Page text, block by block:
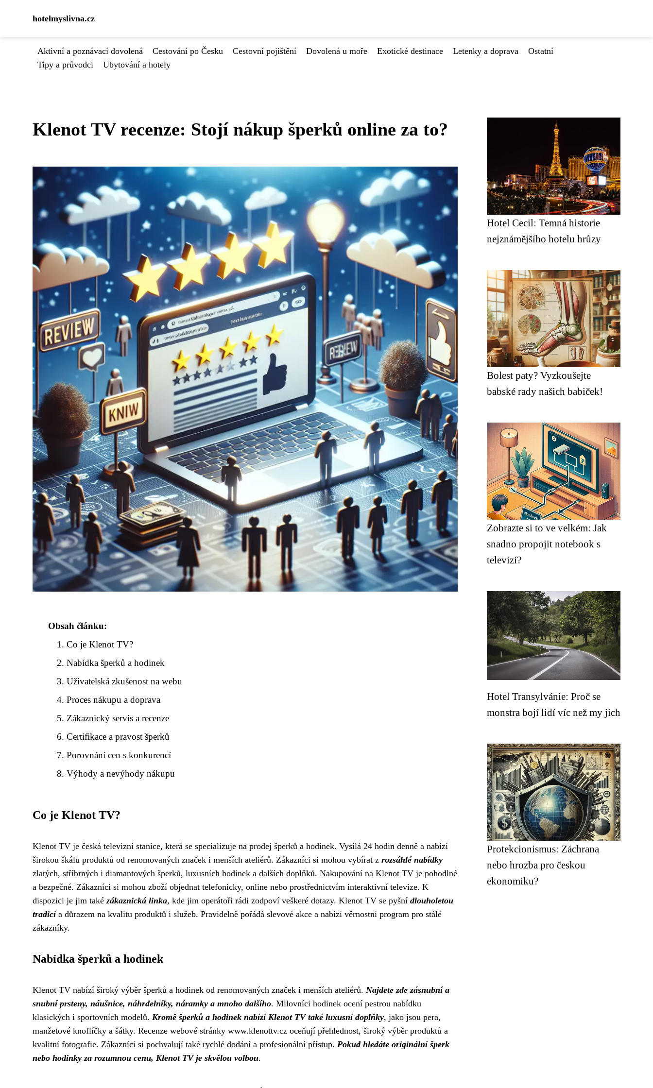
hotelmyslivna.cz
Aktivní a poznávací dovolená Cestování po Česku Cestovní pojištění Dovolená u moře Exotické destinace Letenky a doprava
Ostatní
Tipy a průvodci
Ubytování a hotely
Klenot TV recenze: Stojí nákup šperků online za to?
Obsah článku:
Co je Klenot TV?
Nabídka šperků a hodinek
Uživatelská zkušenost na webu
Proces nákupu a doprava
Zákaznický servis a recenze
Certifikace a pravost šperků
Porovnání cen s konkurencí
Výhody a nevýhody nákupu
Co je Klenot TV?
Klenot TV je česká televizní stanice, která se specializuje na prodej šperků a hodinek. Vysílá 24 hodin denně a nabízí
širokou škálu produktů od renomovaných značek i menších ateliérů. Zákazníci si mohou vybírat z rozsáhlé nabídky
zlatých, stříbrných i diamantových šperků, luxusních hodinek a dalších doplňků. Nakupování na Klenot TV je pohodlné
a bezpečné. Zákazníci si mohou zboží objednat telefonicky, online nebo prostřednictvím interaktivní televize. K
dispozici je jim takézákaznická linka, kde jim operátoři rádi zodpoví veškeré dotazy. Klenot TV se pyšní dlouholetou
tradicía důrazem na kvalitu produktů i služeb. Pravidelně pořádá slevové akce a nabízí věrnostní program pro stálé
zákazníky.
Nabídka šperků a hodinek
Klenot TV nabízí široký výběr šperků a hodinek od renomovaných značek i menších ateliérů. Najdete zde zásnubní a
snubní prsteny, náušnice, náhrdelníky, náramky a mnoho dalšího. Milovníci hodinek ocení pestrou nabídku
klasických i sportovních modelů. Kromě šperků a hodinek nabízí Klenot TV také luxusní doplňky, jako jsou pera,
manžetové knoflíčky a šátky. Recenze webové stránky www.klenottv.cz oceňují přehlednost, široký výběr produktů a
kvalitní fotografie. Zákazníci si pochvalují také rychlé dodání a profesionální přístup. Pokud hledáte originální šperk
nebo hodinky za rozumnou cenu, Klenot TV je skvělou volbou.
Hotel Cecil: Temná historie
nejznámějšího hotelu hrůzy
Bolest paty? Vyzkoušejte
babské rady našich babiček!
Zobrazte si to ve velkém: Jak
snadno propojit notebook s
televizí?
Hotel Transylvánie: Proč se
monstra bojí lidí víc než my jich
Protekcionismus: Záchrana
nebo hrozba pro českou
ekonomiku?